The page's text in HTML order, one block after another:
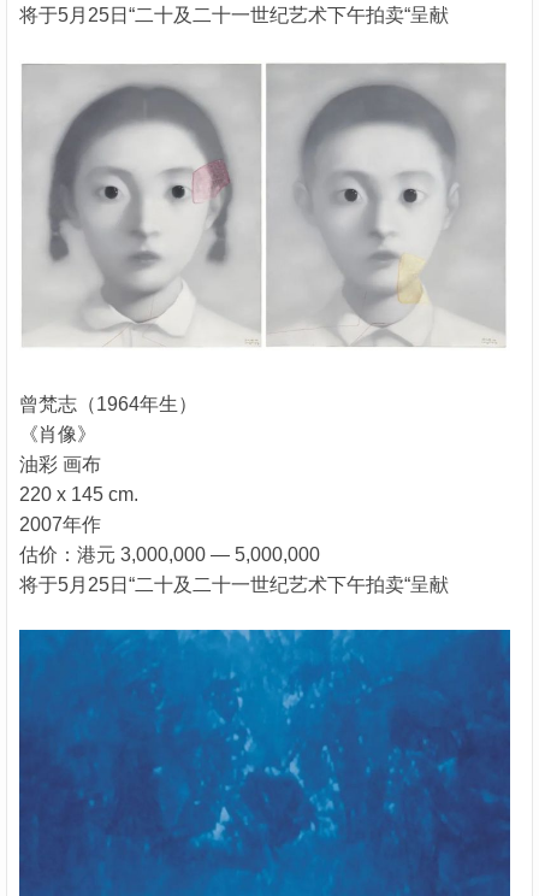
将于5月25日“二十及二十一世纪艺术下午拍卖“呈献
曾梵志（1964年生）
《肖像》
油彩 画布
220 x 145 cm.
2007年作
估价：港元 3,000,000 — 5,000,000
将于5月25日“二十及二十一世纪艺术下午拍卖“呈献